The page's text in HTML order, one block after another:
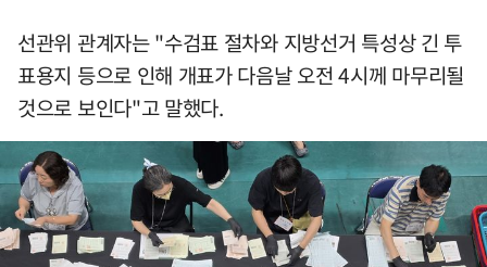
선관위 관계자는 "수검표 절차와 지방선거 특성상 긴 투
표용지 등으로 인해 개표가 다음날 오전 4시께 마무리될
것으로 보인다"고 말했다.